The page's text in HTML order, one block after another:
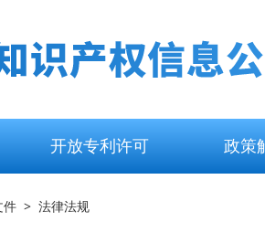
开放专利许可 政策
件 > 法律法规